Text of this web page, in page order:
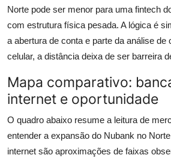
Norte pode ser menor para uma fintech
com estrutura física pesada. A lógica é
a abertura de conta e parte da análise de
celular, a distância deixa de ser barreira
Mapa comparativo:
internet e oportunidade
O quadro abaixo resume a leitura de
entender a expansão do Nubank no
internet são aproximações de faixas